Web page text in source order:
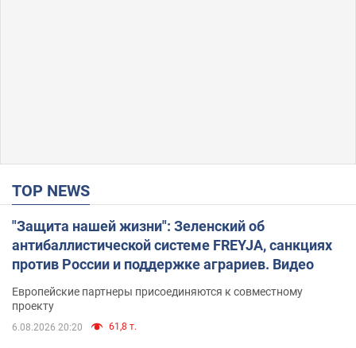
TOP NEWS
"Защита нашей жизни": Зеленский об
антибаллистической системе FREYJA, санкциях
против России и поддержке аграриев. Видео
Европейские партнеры присоединяются к совместному
проекту
6.08.2026 20:20 61,8 т.